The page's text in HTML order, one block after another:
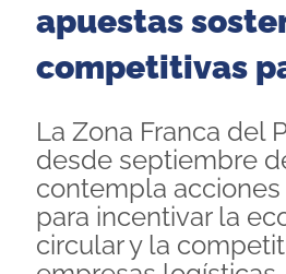
apuestas
competitivas
La Zona Franca del
desde septiembre
contempla
para incentivar la
circular y la